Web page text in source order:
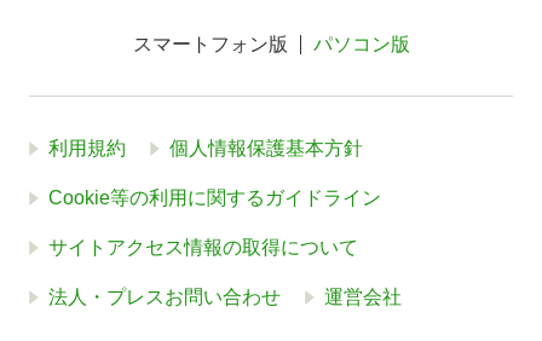
スマートフォン版 パソコン版
利用規約 個人情報保護基本方針
Cookie等の利用に関するガイドライン
サイトアクセス情報の取得について
法人・プレスお問い合わせ 運営会社